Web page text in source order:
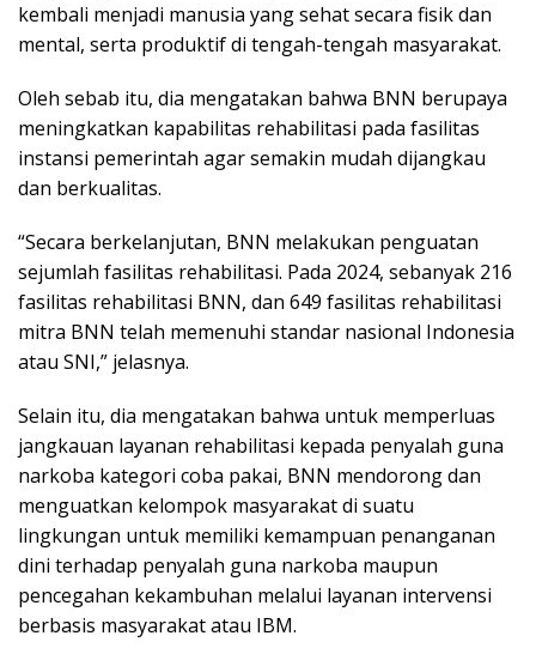
kembali menjadi manusia yang sehat secara fisik dan
mental, serta produktif di tengah-tengah masyarakat.
Oleh sebab itu, dia mengatakan bahwa BNN berupaya
meningkatkan kapabilitas rehabilitasi pada fasilitas
instansi pemerintah agar semakin mudah dijangkau
dan berkualitas.
“Secara berkelanjutan, BNN melakukan penguatan
sejumlah fasilitas rehabilitasi. Pada 2024, sebanyak 216
fasilitas rehabilitasi BNN, dan 649 fasilitas rehabilitasi
mitra BNN telah memenuhi standar nasional Indonesia
atau SNI,” jelasnya.
Selain itu, dia mengatakan bahwa untuk memperluas
jangkauan layanan rehabilitasi kepada penyalah guna
narkoba kategori coba pakai, BNN mendorong dan
menguatkan kelompok masyarakat di suatu
lingkungan untuk memiliki kemampuan penanganan
dini terhadap penyalah guna narkoba maupun
pencegahan kekambuhan melalui layanan intervensi
berbasis masyarakat atau IBM.